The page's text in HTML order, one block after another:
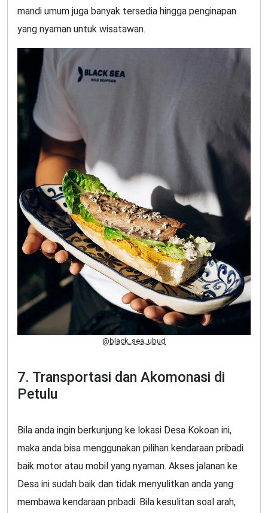
mandi umum juga banyak tersedia hingga penginapan
yang nyaman untuk wisatawan.
@black_sea_ubud
7. Transportasi dan Akomonasi di
Petulu
Bila anda ingin berkunjung ke lokasi Desa Kokoan ini,
maka anda bisa menggunakan pilihan kendaraan pribadi
baik motor atau mobil yang nyaman. Akses jalanan ke
Desa ini sudah baik dan tidak menyulitkan anda yang
membawa kendaraan pribadi. Bila kesulitan soal arah,